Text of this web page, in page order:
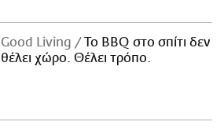
Good Living
Το BBQ στο σπίτι δεν
θέλει χώρο. Θέλει τρόπο.